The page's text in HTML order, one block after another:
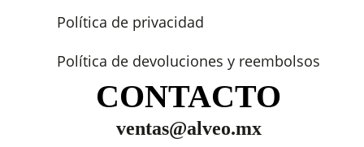
Política de privacidad
Política de devoluciones y reembolsos
CONTACTO
ventas@alveo.mx